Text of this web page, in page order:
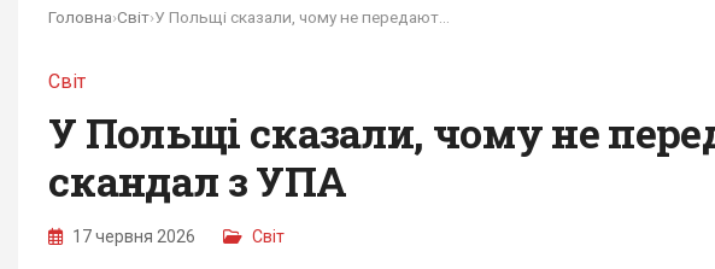
Головна›Світ›
Світ
У Польщі сказали, чому не
скандал з УПА
17 червня 2026 Світ